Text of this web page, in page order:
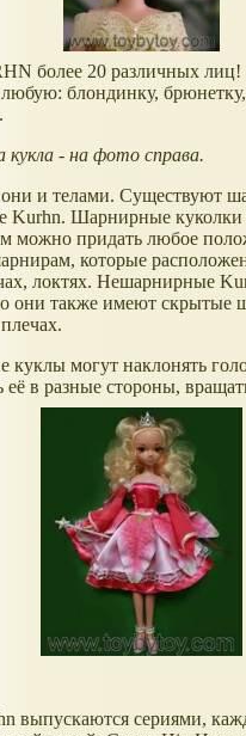
более 20 различных
блондинку,
кукла - на фото справа.
они и телами. Существуют
Kurhn. Шарнирные куколки
можно придать любое
которые
локтях. Нешарнирные
они также имеют скрытые
куклы могут наклонять
её в разные стороны,
выпускаются сериями,